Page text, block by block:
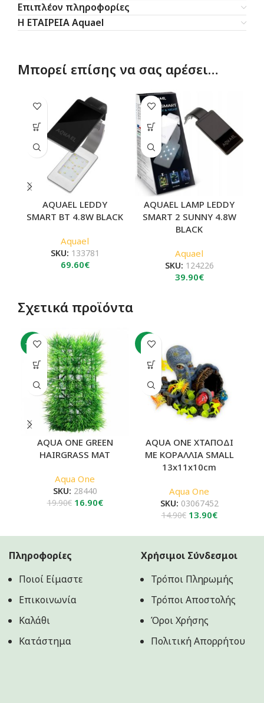
Επιπλέον πληροφορίες
Η ΕΤΑΙΡΕΙΑ Aquael
Μπορεί επίσης να σας αρέσει…
AQUAEL LEDDY
SMART BT 4.8W BLACK
Aquael
SKU: 133781
69.60€
AQUAEL LAMP LEDDY
SMART 2 SUNNY 4.8W
BLACK
Aquael
SKU: 124226
39.90€
Σχετικά προϊόντα
-15%
AQUA ONE GREEN
HAIRGRASS MAT
Aqua One
SKU: 28440
19.90€ Original
19.90€.
16.90€Η
είναι:
-7%
AQUA ONE ΧΤΑΠΟΔΙ
ΜΕ ΚΟΡΑΛΛΙΑ SMALL
13x11x10cm
Aqua One
SKU: 03067452
14.90€ Original
was:
14.90€.
13.90€Η
τιμή
είναι:
13.90€.
Πληροφορίες
Ποιοί Είμαστε
Επικοινωνία
Καλάθι
Κατάστημα
Χρήσιμοι Σύνδεσμοι
Τρόποι Πληρωμής
Τρόποι Αποστολής
Όροι Χρήσης
Πολιτική Aπορρήτου